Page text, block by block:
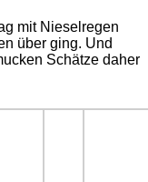
mit Nieselregen
über ging. Und
Schätze daher